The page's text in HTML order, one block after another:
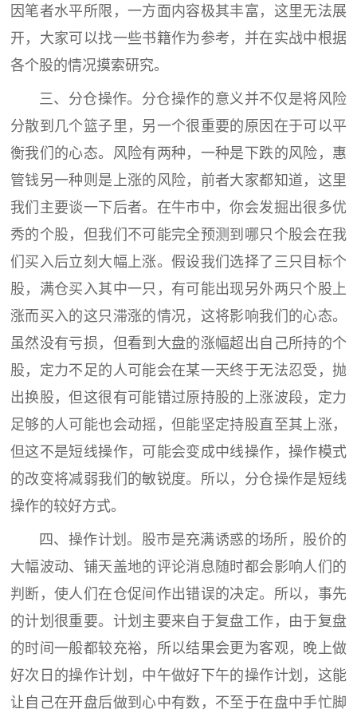
因笔者水平所限，一方面内容极其丰富，这里无法展
开，大家可以找一些书籍作为参考，并在实战中根据
各个股的情况摸索研究。
三、分仓操作。分仓操作的意义并不仅是将风险
分散到几个篮子里，另一个很重要的原因在于可以平
衡我们的心态。风险有两种，一种是下跌的风险，惠
管钱另一种则是上涨的风险，前者大家都知道，这里
我们主要谈一下后者。在牛市中，你会发掘出很多优
秀的个股，但我们不可能完全预测到哪只个股会在我
们买入后立刻大幅上涨。假设我们选择了三只目标个
股，满仓买入其中一只，有可能出现另外两只个股上
涨而买入的这只滞涨的情况，这将影响我们的心态。
虽然没有亏损，但看到大盘的涨幅超出自己所持的个
股，定力不足的人可能会在某一天终于无法忍受，抛
出换股，但这很有可能错过原持股的上涨波段，定力
足够的人可能也会动摇，但能坚定持股直至其上涨，
但这不是短线操作，可能会变成中线操作，操作模式
的改变将减弱我们的敏锐度。所以，分仓操作是短线
操作的较好方式。
四、操作计划。股市是充满诱惑的场所，股价的
大幅波动、铺天盖地的评论消息随时都会影响人们的
判断，使人们在仓促间作出错误的决定。所以，事先
的计划很重要。计划主要来自于复盘工作，由于复盘
的时间一般都较充裕，所以结果会更为客观，晚上做
好次日的操作计划，中午做好下午的操作计划，这能
让自己在开盘后做到心中有数，不至于在盘中手忙脚